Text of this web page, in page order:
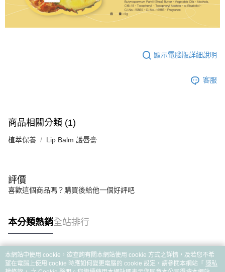
顯示電腦版詳細說明
客服
商品相關分類 (1)
植萃保養 Lip Balm 護唇膏
評價
喜歡這個商品嗎？購買後給他一個好評吧
本分類熱銷全站排行
熱門標籤
本網站中使用 cookie，欲查詢有關本網站使用 cookie 方式之詳情，及若您不希
望在電腦上使用 cookie 時應如何變更電腦的 cookie 設定，請參閱本網站「 隱私